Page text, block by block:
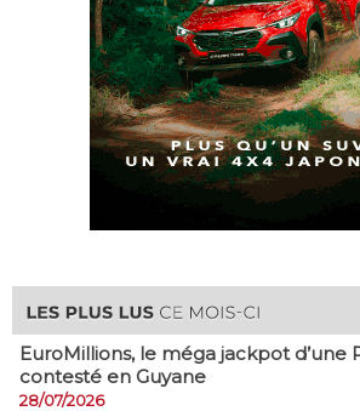
EuroMillions, ​le méga jackpot d’une
contesté en Guyane
28/07/2026